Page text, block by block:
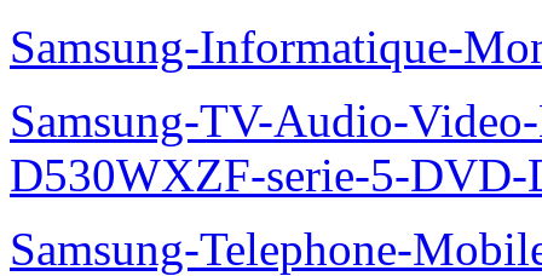
Samsung-Informatique-
Samsung-TV-Audio-
D530WXZF-serie-5-DVD-
Samsung-Telephone-